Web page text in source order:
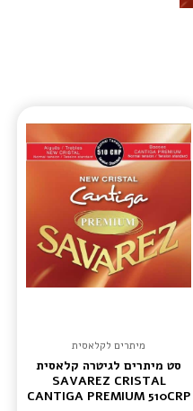
מיתרים לקלאסית
סט מיתרים לגיטרה קלאסית
SAVAREZ CRISTAL
CANTIGA PREMIUM 510CRP